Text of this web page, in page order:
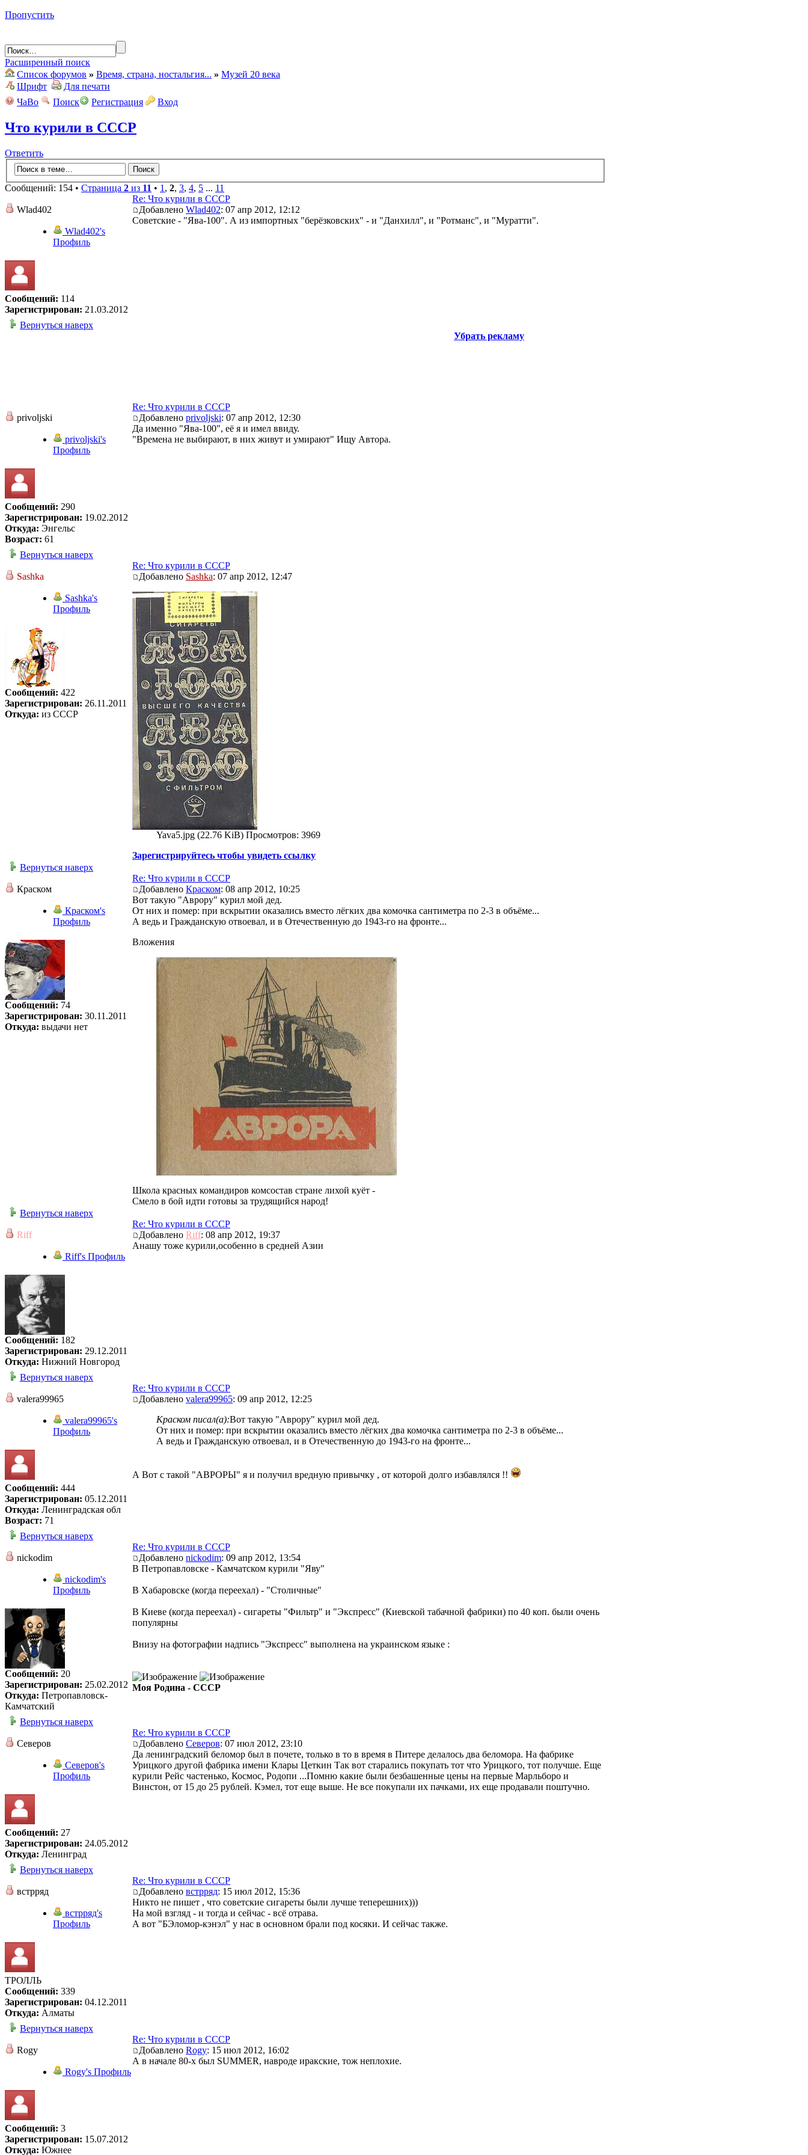
Пропустить
Расширенный поиск
Список форумов » Время, страна, ностальгия... » Музей 20 века
Шрифт
Для печати
ЧаВо
Поиск Регистрация Вход
Что курили в СССР
Ответить
Сообщений: 154 • Страница 2 из 11 • 1, 2, 3, 4, 5 ... 11
Wlad402
Wlad402's
Профиль
Сообщений: 114
Зарегистрирован: 21.03.2012
Re: Что курили в СССР
Добавлено Wlad402: 07 апр 2012, 12:12
Советские - "Ява-100". А из импортных "берёзковских" - и "Данхилл", и "Ротманс", и "Муратти".
Вернуться наверх
Убрать рекламу
privoljski
privoljski's
Профиль
Сообщений: 290
Зарегистрирован: 19.02.2012
Откуда: Энгельс
Возраст: 61
Re: Что курили в СССР
Добавлено privoljski: 07 апр 2012, 12:30
Да именно "Ява-100", её я и имел ввиду.
"Времена не выбирают, в них живут и умирают" Ищу Автора.
Вернуться наверх
Sashka
Sashka's
Профиль
Сообщений: 422
Зарегистрирован: 26.11.2011
Откуда: из СССР
Re: Что курили в СССР
Добавлено Sashka: 07 апр 2012, 12:47
Yava5.jpg (22.76 KiB) Просмотров: 3969
Зарегистрируйтесь чтобы увидеть ссылку
Вернуться наверх
Краском
Краском's
Профиль
Сообщений: 74
Зарегистрирован: 30.11.2011
Откуда: выдачи нет
Re: Что курили в СССР
Добавлено Краском: 08 апр 2012, 10:25
Вот такую "Аврору" курил мой дед.
От них и помер: при вскрытии оказались вместо лёгких два комочка сантиметра по 2-3 в объёме...
А ведь и Гражданскую отвоевал, и в Отечественную до 1943-го на фронте...
Вложения
Школа красных командиров комсостав стране лихой куёт -
Смело в бой идти готовы за трудящийся народ!
Вернуться наверх
Riff
Riff's Профиль
Сообщений: 182
Зарегистрирован: 29.12.2011
Откуда: Нижний Новгород
Re: Что курили в СССР
Добавлено Riff: 08 апр 2012, 19:37
Анашу тоже курили,особенно в средней Азии
Вернуться наверх
valera99965
valera99965's
Профиль
Сообщений: 444
Зарегистрирован: 05.12.2011
Откуда: Ленинградская обл
Возраст: 71
Re: Что курили в СССР
Добавлено valera99965: 09 апр 2012, 12:25
Краском писал(а):Вот такую "Аврору" курил мой дед.
От них и помер: при вскрытии оказались вместо лёгких два комочка сантиметра по 2-3 в объёме...
А ведь и Гражданскую отвоевал, и в Отечественную до 1943-го на фронте...
А Вот с такой "АВРОРЫ" я и получил вредную привычку , от которой долго избавлялся !!
Вернуться наверх
nickodim
nickodim's
Профиль
Сообщений: 20
Зарегистрирован: 25.02.2012
Откуда: Петропавловск-
Камчатский
Re: Что курили в СССР
Добавлено nickodim: 09 апр 2012, 13:54
В Петропавловске - Камчатском курили "Яву"
В Хабаровске (когда переехал) - "Столичные"
В Киеве (когда переехал) - сигареты "Фильтр" и "Экспресс" (Киевской табачной фабрики) по 40 коп. были очень
популярны
Внизу на фотографии надпись "Экспресс" выполнена на украинском языке :
Моя Родина - СССР
Вернуться наверх
Северов
Северов's
Профиль
Сообщений: 27
Зарегистрирован: 24.05.2012
Откуда: Ленинград
Re: Что курили в СССР
Добавлено Северов: 07 июл 2012, 23:10
Да ленинградский беломор был в почете, только в то в время в Питере делалось два беломора. На фабрике
Урицкого другой фабрика имени Клары Цеткин Так вот старались покупать тот что Урицкого, тот получше. Еще
курили Рейс частенько, Космос, Родопи ...Помню какие были безбашенные цены на первые Марльборо и
Винстон, от 15 до 25 рублей. Кэмел, тот еще выше. Не все покупали их пачками, их еще продавали поштучно.
Вернуться наверх
встрряд
встрряд's
Профиль
ТРОЛЛЬ
Сообщений: 339
Зарегистрирован: 04.12.2011
Откуда: Алматы
Re: Что курили в СССР
Добавлено встрряд: 15 июл 2012, 15:36
Никто не пишет , что советские сигареты были лучше теперешних)))
На мой взгляд - и тогда и сейчас - всё отрава.
А вот "БЭломор-кэнэл" у нас в основном брали под косяки. И сейчас также.
Вернуться наверх
Rogy
Rogy's Профиль
Сообщений: 3
Зарегистрирован: 15.07.2012
Откуда: Южнее
Re: Что курили в СССР
Добавлено Rogy: 15 июл 2012, 16:02
А в начале 80-х был SUMMER, навроде иракские, тож неплохие.